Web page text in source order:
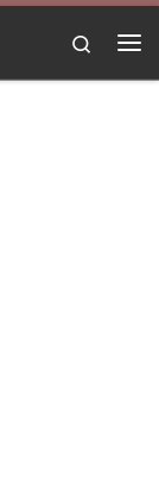
Search